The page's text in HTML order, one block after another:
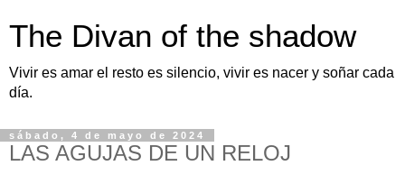
The Divan of the shadow
Vivir es amar el resto es silencio, vivir es nacer y soñar cada
día.
sábado, 4 de mayo de 2024
LAS AGUJAS DE UN RELOJ